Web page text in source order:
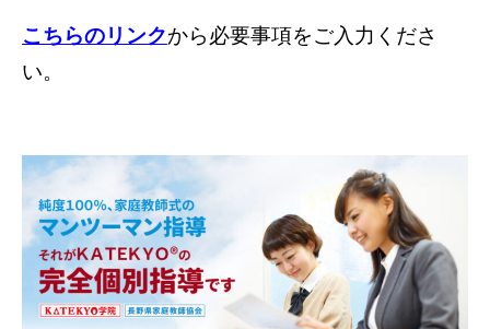
こちらのリンクから必要事項をご入力くださ
い。